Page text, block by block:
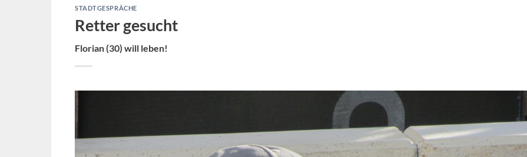
STADTGESPRÄCHE
Retter gesucht
Florian (30) will leben!